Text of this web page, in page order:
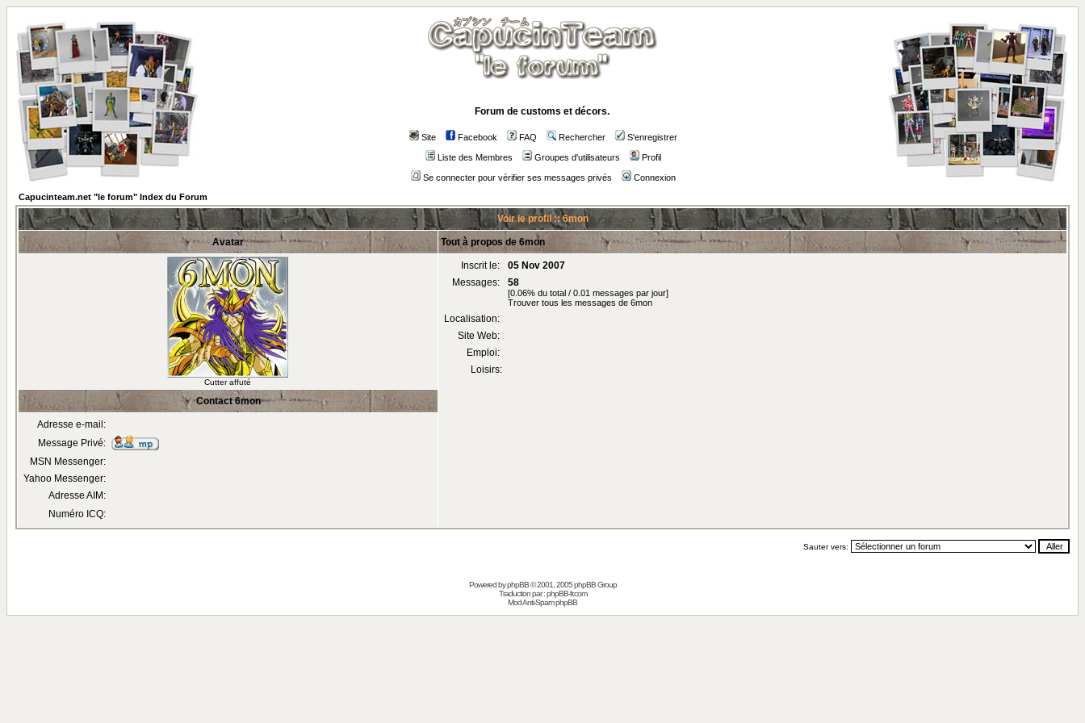
Forum de customs et décors.
Site Facebook FAQ Rechercher S'enregistrer
Liste des Membres Groupes d'utilisateurs Profil
Se connecter pour vérifier ses messages privés
Connexion
Capucinteam.net "le forum" Index du Forum
Voir le profil :: 6mon
Avatar Tout à propos de 6mon
Cutter affuté
Inscrit le:
05 Nov 2007
Messages:
58
[0.06% du total / 0.01 messages par jour]
Trouver tous les messages de 6mon
Localisation:
Site Web:
Emploi:
Loisirs:
Contact 6mon
Adresse e-mail:
Message Privé:
MSN Messenger:
Yahoo Messenger:
Adresse AIM:
Numéro ICQ:
Sauter vers:
Powered byphpBB© 2001, 2005 phpBB Group
Traduction par :phpBB-fr.com
Mod Anti-Spam phpBB